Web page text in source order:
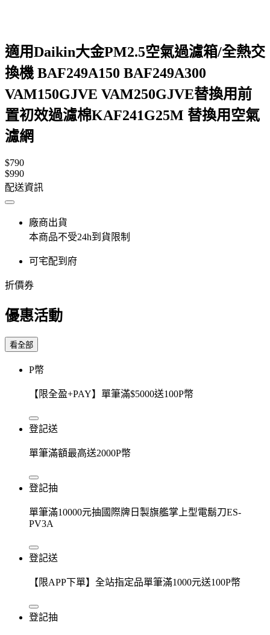
適用Daikin大金PM2.5空氣過濾箱/全熱交
換機 BAF249A150 BAF249A300
VAM150GJVE VAM250GJVE替換用前
置初效過濾棉KAF241G25M 替換用空氣
濾網
$790
$990
配送資訊
廠商出貨
本商品不受24h到貨限制
可宅配到府
折價券
優惠活動
看全部
P幣
【限全盈+PAY】單筆滿$5000送100P幣
登記送
單筆滿額最高送2000P幣
登記抽
單筆滿10000元抽國際牌日製旗艦掌上型電鬍刀ES-
PV3A
登記送
【限APP下單】全站指定品單筆滿1000元送100P幣
登記抽